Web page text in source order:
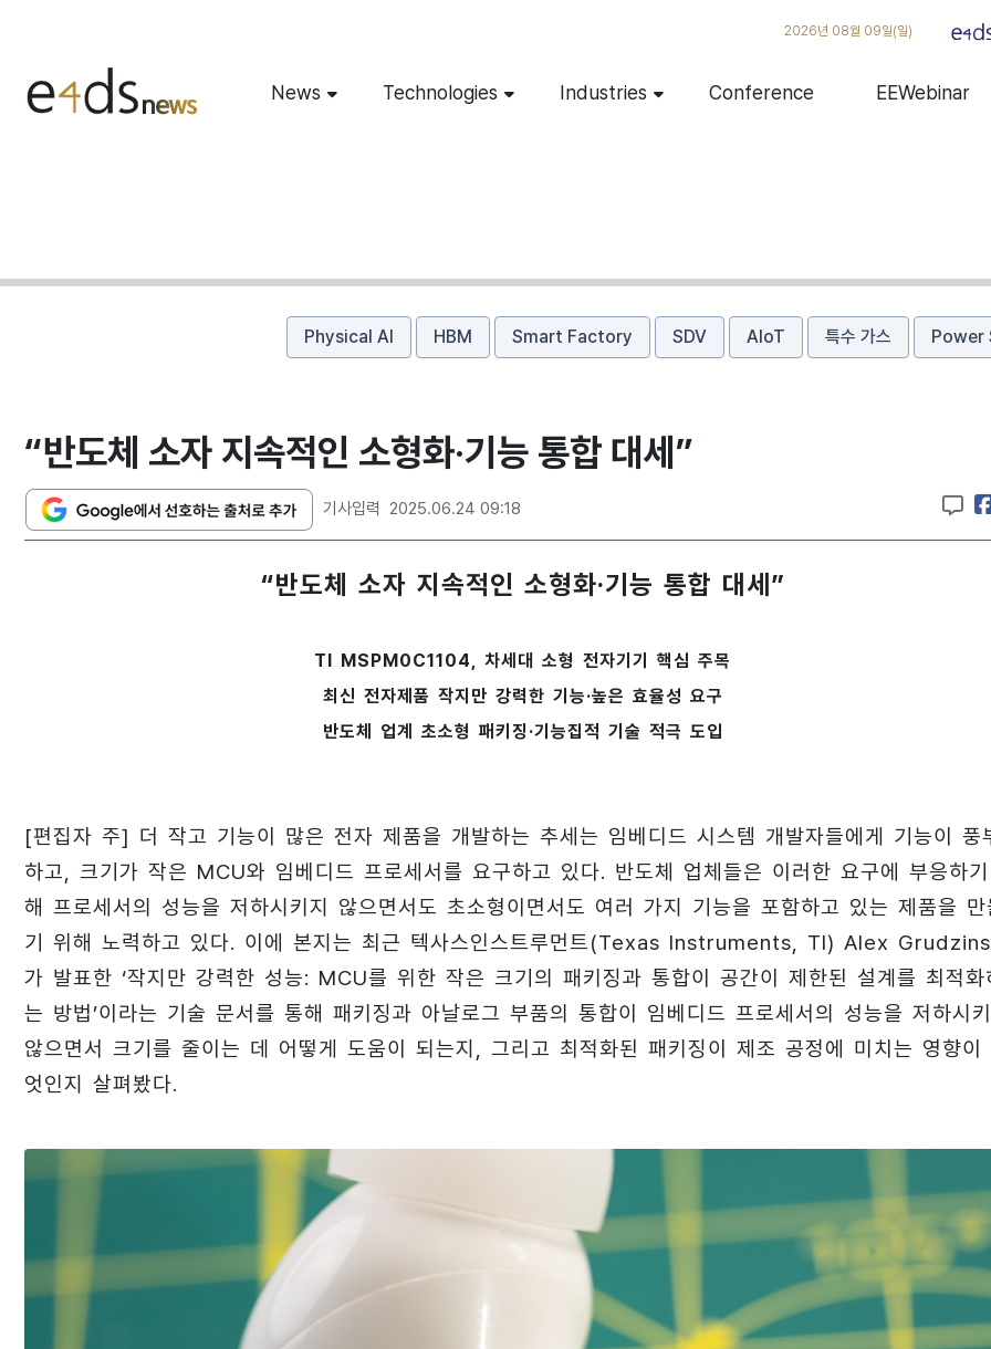
2026년 08월 09일(일)
News Technologies Industries Conference EEWebinar
Physical AI HBM Smart Factory SDV AIoT 특수 가스 Power
“반도체 소자 지속적인 소형화·기능 통합 대세”
기사입력 2025.06.24 09:18
“반도체 소자 지속적인 소형화·기능 통합 대세”
TI MSPM0C1104, 차세대 소형 전자기기 핵심 주목
최신 전자제품 작지만 강력한 기능·높은 효율성 요구
반도체 업계 초소형 패키징·기능집적 기술 적극 도입
[편집자 주] 더 작고 기능이 많은 전자 제품을 개발하는 추세는 임베디드 시스템 개발자들에게 기능이 풍
하고, 크기가 작은 MCU와 임베디드 프로세서를 요구하고 있다. 반도체 업체들은 이러한 요구에 부응하기
해 프로세서의 성능을 저하시키지 않으면서도 초소형이면서도 여러 가지 기능을 포함하고 있는 제품을 만
기 위해 노력하고 있다. 이에 본지는 최근 텍사스인스트루먼트(Texas Instruments, TI) Alex
가 발표한 ‘작지만 강력한 성능: MCU를 위한 작은 크기의 패키징과 통합이 공간이 제한된 설계를 최적화
는 방법’이라는 기술 문서를 통해 패키징과 아날로그 부품의 통합이 임베디드 프로세서의 성능을 저하시키
않으면서 크기를 줄이는 데 어떻게 도움이 되는지, 그리고 최적화된 패키징이 제조 공정에 미치는 영향이
엇인지 살펴봤다.